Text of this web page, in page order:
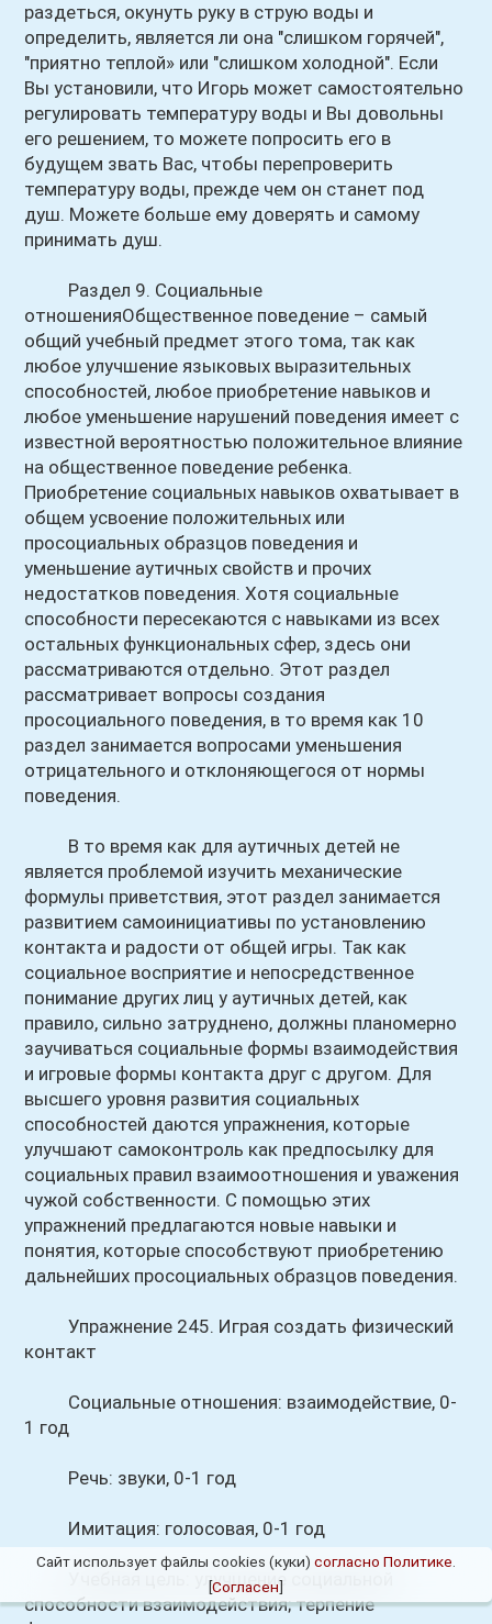
раздеться, окунуть руку в струю воды и
определить, является ли она "слишком горячей",
"приятно теплой» или "слишком холодной". Если
Вы установили, что Игорь может самостоятельно
регулировать температуру воды и Вы довольны
его решением, то можете попросить его в
будущем звать Вас, чтобы перепроверить
температуру воды, прежде чем он станет под
душ. Можете больше ему доверять и самому
принимать душ.
Раздел 9. Социальные
отношенияОбщественное поведение – самый
общий учебный предмет этого тома, так как
любое улучшение языковых выразительных
способностей, любое приобретение навыков и
любое уменьшение нарушений поведения имеет с
известной вероятностью положительное влияние
на общественное поведение ребенка.
Приобретение социальных навыков охватывает в
общем усвоение положительных или
просоциальных образцов поведения и
уменьшение аутичных свойств и прочих
недостатков поведения. Хотя социальные
способности пересекаются с навыками из всех
остальных функциональных сфер, здесь они
рассматриваются отдельно. Этот раздел
рассматривает вопросы создания
просоциального поведения, в то время как 10
раздел занимается вопросами уменьшения
отрицательного и отклоняющегося от нормы
поведения.
В то время как для аутичных детей не
является проблемой изучить механические
формулы приветствия, этот раздел занимается
развитием самоинициативы по установлению
контакта и радости от общей игры. Так как
социальное восприятие и непосредственное
понимание других лиц у аутичных детей, как
правило, сильно затруднено, должны планомерно
заучиваться социальные формы взаимодействия
и игровые формы контакта друг с другом. Для
высшего уровня развития социальных
способностей даются упражнения, которые
улучшают самоконтроль как предпосылку для
социальных правил взаимоотношения и уважения
чужой собственности. С помощью этих
упражнений предлагаются новые навыки и
понятия, которые способствуют приобретению
дальнейших просоциальных образцов поведения.
Упражнение 245. Играя создать физический
контакт
Социальные отношения: взаимодействие, 0-
1 год
Речь: звуки, 0-1 год
Имитация: голосовая, 0-1 год
Учебная цель: улучшение социальной
способности взаимодействия; терпение
Сайт использует файлы cookies (куки) согласно Политике
[Согласен]